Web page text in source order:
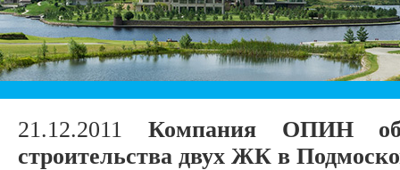
21.12.2011 Компания ОПИН
строительства двух ЖК в